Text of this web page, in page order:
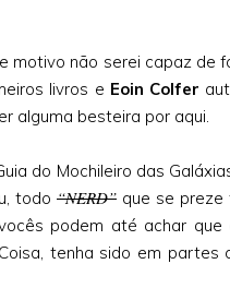
motivo não serei capaz de
livros e Eoin Colfer
alguma besteira por aqui.
do Mochileiro das
todo “NERD” que se preze
podem até achar que
tenha sido em partes